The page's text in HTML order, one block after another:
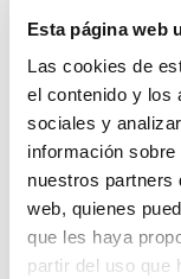
Esta página web
Las cookies de
el contenido y los
sociales y
información
nuestros partners
web, quienes
que les haya
partir del uso que
En eixa línia,
importància
en els
la seua
tasques.